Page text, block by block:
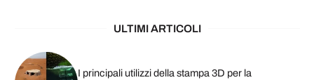
ULTIMI ARTICOLI
I principali utilizzi della stampa 3D per la